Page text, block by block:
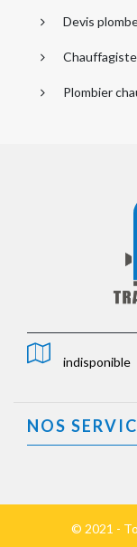
Devis
Plombier
indisponible
NOS
© 2021 -